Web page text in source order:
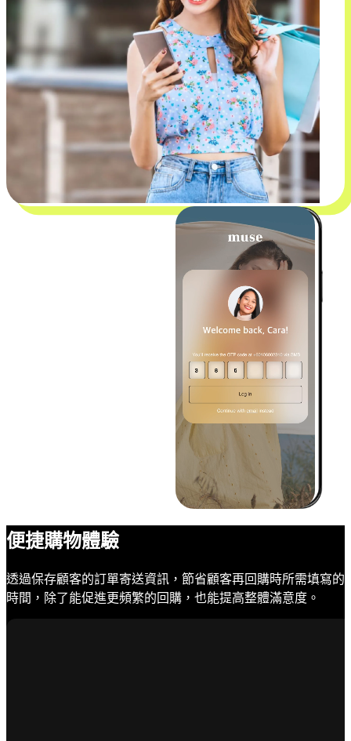
便捷購物體驗
透過保存顧客的訂單寄送資訊，節省顧客再回購時所需填寫的
時間，除了能促進更頻繁的回購，也能提高整體滿意度。